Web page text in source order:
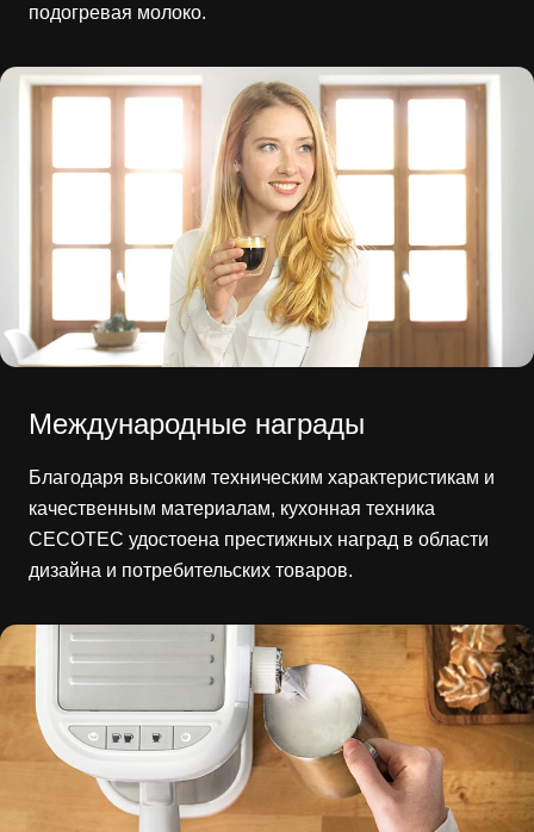
подогревая молоко.
Международные награды
Благодаря высоким техническим характеристикам и
качественным материалам, кухонная техника
CECOTEC удостоена престижных наград в области
дизайна и потребительских товаров.